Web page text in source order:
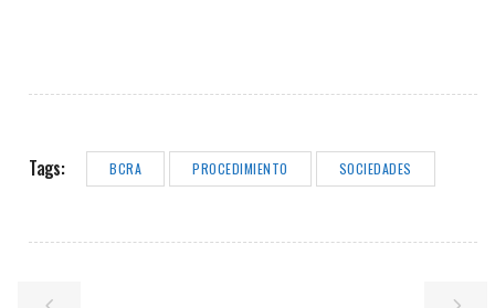
Tags: BCRA PROCEDIMIENTO SOCIEDADES